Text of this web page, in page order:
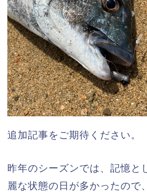
追加記事をご期待ください。
昨年のシーズンでは、記憶と
麗な状態の日が多かったので